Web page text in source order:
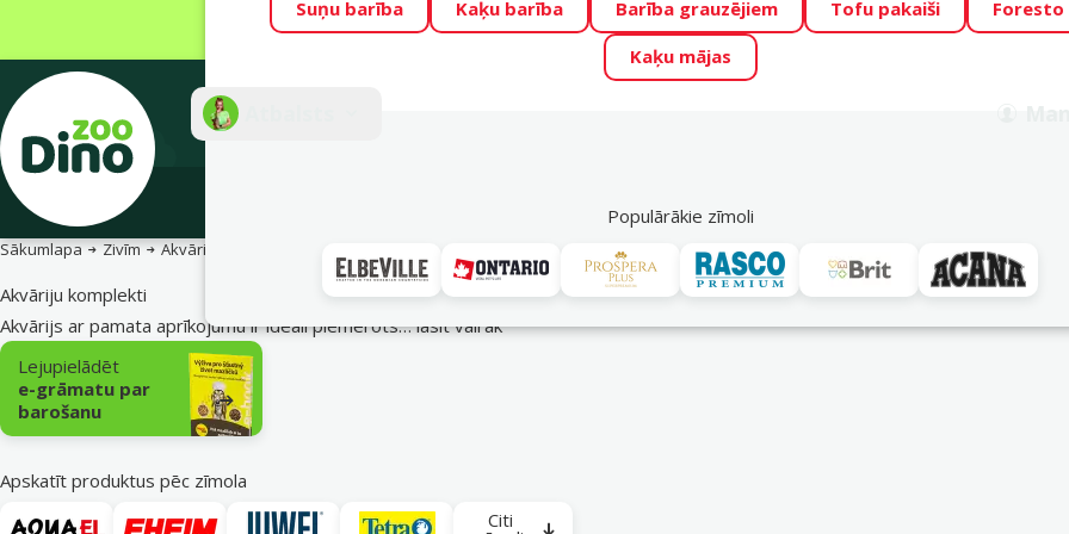
Visu mēnesi Dino Zoo piedāvā lieliskas cenas mīluļu TOP barībām! 🍖 →
Fotokonkurss “GADA ŪSAIŅI”! Varbūt tieši Tavs mīlulis būs 2027. gada
Suņu barība Kaķu barība Barība grauzējiem Tofu pakaiši
Foresto
Kaķu mājas
Populārākie zīmoli
Akciju piedāvājumi
Sākumlapa Zivīm Akvāriji un piederumi
Akvāriju komplekti
Akvārijs ar pamata aprīkojumu ir ideāli piemērots…lasīt vairāk
Apakškategorija
Lejupielādēt
e-grāmatu par
barošanu
Apskatīt produktus pēc zīmola
Citi